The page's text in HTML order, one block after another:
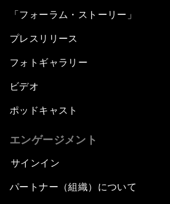
「フォーラム・ストーリー」
プレスリリース
フォトギャラリー
ビデオ
ポッドキャスト
エンゲージメント
サインイン
パートナー（組織）について